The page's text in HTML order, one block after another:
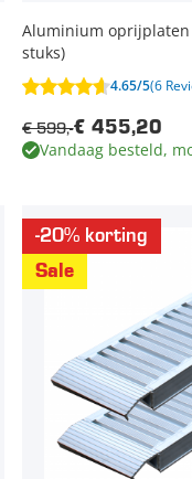
Aluminium oprijplaten
stuks)
4.65/5(6
€ 455,20
€ 599,-
Vandaag besteld,
-20% korting
Sale